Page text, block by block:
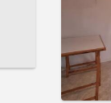
Rent: